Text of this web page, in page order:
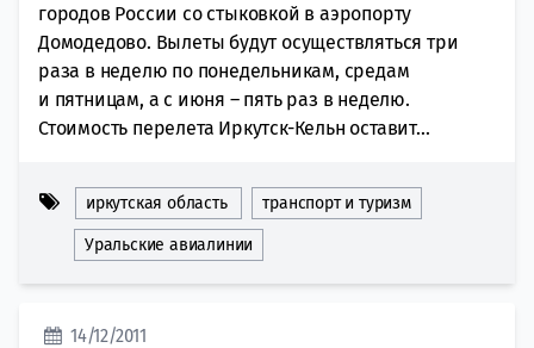
городов России со стыковкой в аэропорту
Домодедово. Вылеты будут осуществляться три
раза в неделю по понедельникам, средам
и пятницам, а с июня – пять раз в неделю.
Стоимость перелета Иркутск-Кельн оставит...
иркутская область транспорт и туризм
Уральские авиалинии
14/12/2011